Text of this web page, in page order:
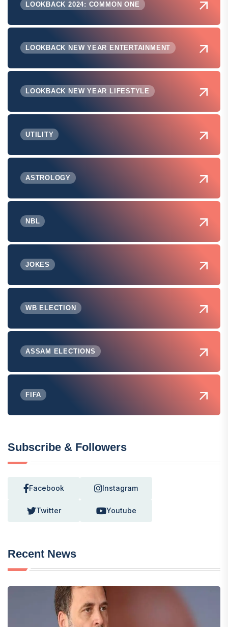
LOOKBACK 2024: COMMON ONE
LOOKBACK NEW YEAR ENTERTAINMENT
LOOKBACK NEW YEAR LIFESTYLE
UTILITY
ASTROLOGY
NBL
JOKES
WB ELECTION
ASSAM ELECTIONS
FIFA
Subscribe & Followers
Facebook Instagram
Twitter Youtube
Recent News